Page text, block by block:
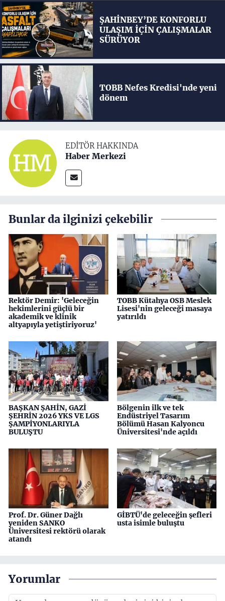
ŞAHİNBEY’DE KONFORLU
ULAŞIM İÇİN ÇALIŞMALAR
SÜRÜYOR
TOBB Nefes Kredisi'nde yeni
dönem
EDITÖR HAKKINDA
Haber Merkezi
Bunlar da ilginizi çekebilir
Rektör Demir: 'Geleceğin
hekimlerini güçlü bir
akademik ve klinik
altyapıyla yetiştiriyoruz'
TOBB Kütahya OSB Meslek
Lisesi'nin geleceği masaya
yatırıldı
BAŞKAN ŞAHİN, GAZİ
ŞEHRİN 2026 YKS VE LGS
ŞAMPİYONLARIYLA
BULUŞTU
Bölgenin ilk ve tek
Endüstriyel Tasarım
Bölümü Hasan Kalyoncu
Üniversitesi'nde açıldı
Prof. Dr. Güner Dağlı
yeniden SANKO
Üniversitesi rektörü olarak
atandı
GİBTÜ'de geleceğin şefleri
usta isimle buluştu
Yorumlar